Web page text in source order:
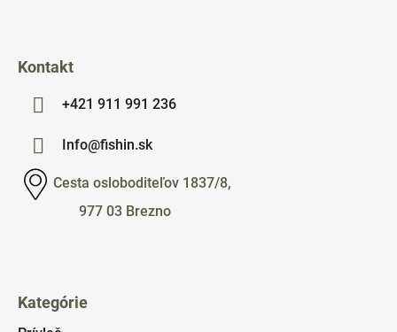
Kontakt
+421 911 991 236
Info@fishin.sk
Cesta osloboditeľov 1837/8,
977 03 Brezno
Kategórie